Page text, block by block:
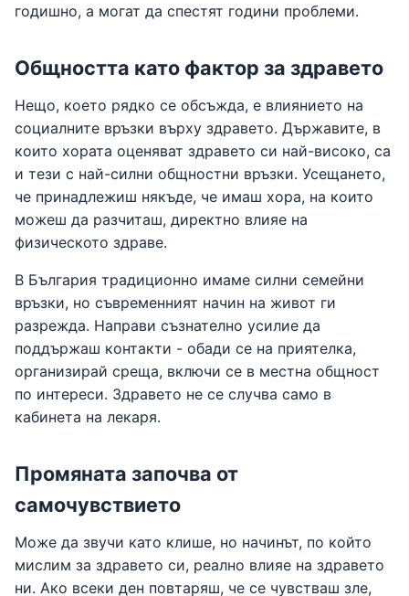
годишно, а могат да спестят години проблеми.
Общността като фактор за здравето
Нещо, което рядко се обсъжда, е влиянието на
социалните връзки върху здравето. Държавите, в
които хората оценяват здравето си най-високо, са
и тези с най-силни общностни връзки. Усещането,
че принадлежиш някъде, че имаш хора, на които
можеш да разчиташ, директно влияе на
физическото здраве.
В България традиционно имаме силни семейни
връзки, но съвременният начин на живот ги
разрежда. Направи съзнателно усилие да
поддържаш контакти - обади се на приятелка,
организирай среща, включи се в местна общност
по интереси. Здравето не се случва само в
кабинета на лекаря.
Промяната започва от
самочувствието
Може да звучи като клише, но начинът, по който
мислим за здравето си, реално влияе на здравето
ни. Ако всеки ден повтаряш, че се чувстваш зле,